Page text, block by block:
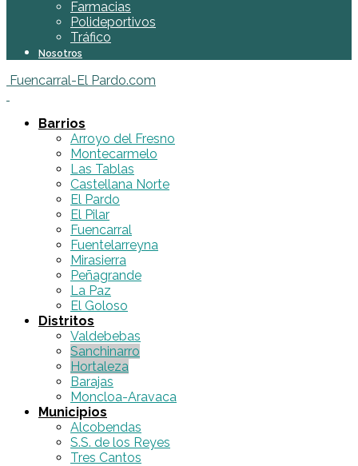
Farmacias
Polideportivos
Tráfico
Nosotros
Fuencarral-El Pardo.com
Barrios
Arroyo del Fresno
Montecarmelo
Las Tablas
Castellana Norte
El Pardo
El Pilar
Fuencarral
Fuentelarreyna
Mirasierra
Peñagrande
La Paz
El Goloso
Distritos
Valdebebas
Sanchinarro
Hortaleza
Barajas
Moncloa-Aravaca
Municipios
Alcobendas
S.S. de los Reyes
Tres Cantos